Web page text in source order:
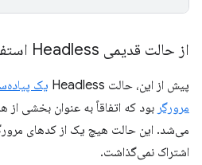
از حالت قدیمی Headless استفاده کنید
پیش از این، حالت Headless
یک
مرورگر بود که اتفاقاً به عنوان بخشی از
می‌شد. این حالت هیچ یک از کدهای
اشتراک نمی‌گذاشت.